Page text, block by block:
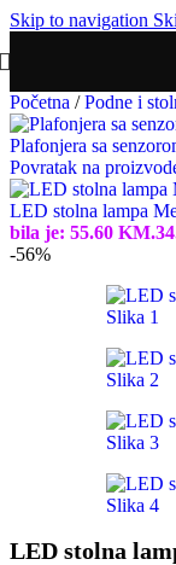
Skip to navigation
Početna / Podne i
Plafonjera sa
Povratak na
LED stolna lampa
bila je: 55.60 KM.
-56%
LED stolna